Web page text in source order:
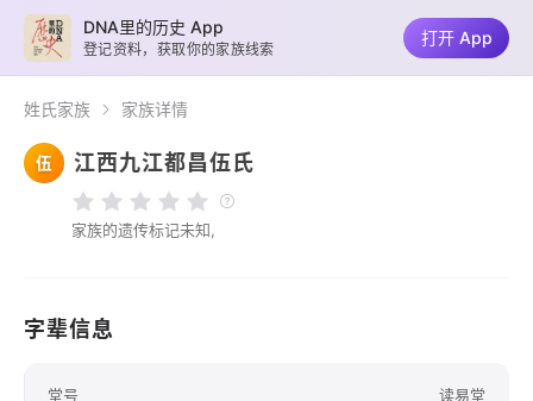
姓氏家族 家族详情
伍 江西九江都昌伍氏
家族的遗传标记未知,
字辈信息
堂号
读易堂
DNA里的历史 App
登记资料，获取你的家族线索
打开 App